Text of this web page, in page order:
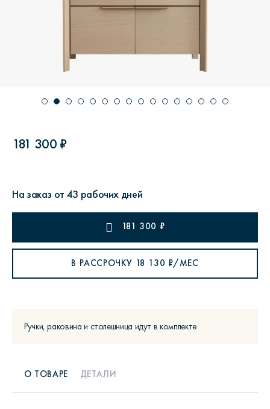
181 300 ₽
На заказ от 43 рабочих дней
181 300 ₽
В РАССРОЧКУ 18 130 ₽/МЕС
Ручки, раковина и столешница идут в комплекте
О ТОВАРЕ ДЕТАЛИ